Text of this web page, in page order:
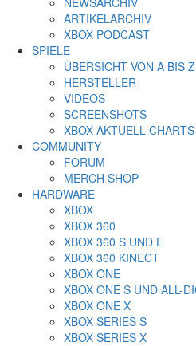
ARTIKELARCHIV
XBOX PODCAST
SPIELE
ÜBERSICHT VON A BIS Z
HERSTELLER
VIDEOS
SCREENSHOTS
XBOX AKTUELL CHARTS
COMMUNITY
FORUM
MERCH SHOP
HARDWARE
XBOX
XBOX 360
XBOX 360 S UND E
XBOX 360 KINECT
XBOX ONE
XBOX ONE S UND ALL-
XBOX ONE X
XBOX SERIES S
XBOX SERIES X